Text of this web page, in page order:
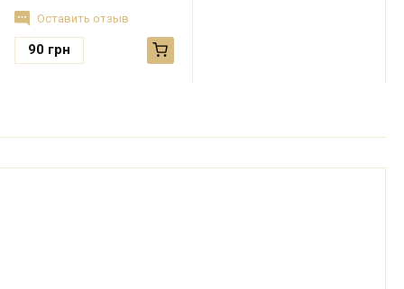
Оставить отзыв
90 грн